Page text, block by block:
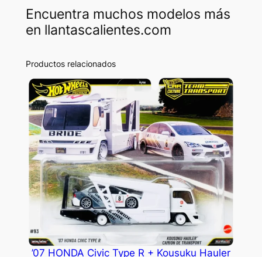
Encuentra muchos modelos más
en llantascalientes.com
Productos relacionados
’07 HONDA Civic Type R + Kousuku Hauler